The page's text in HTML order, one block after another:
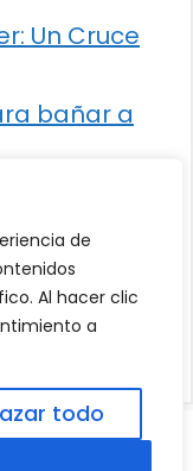
de
Al hacer clic
a
todo
Un Cruce
bañar a
Storm y
un gato
para
Aviso Legal|